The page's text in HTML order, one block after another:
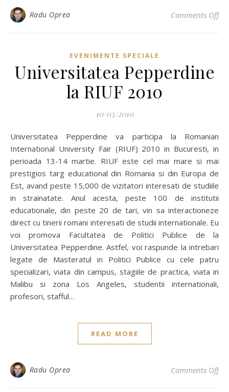
Radu Oprea Comments Offon
EVENIMENTE SPECIALE
Universitatea Pepperdine
la RIUF 2010
10/03/2010
Universitatea Pepperdine va participa la Romanian
International University Fair (RIUF) 2010 in Bucuresti, in
perioada 13-14 martie. RIUF este cel mai mare si mai
prestigios targ educational din Romania si din Europa de
Est, avand peste 15,000 de vizitatori interesati de studiile
in strainatate. Anul acesta, peste 100 de institutii
educationale, din peste 20 de tari, vin sa interactioneze
direct cu tinerii romani interesati de studii internationale. Eu
voi promova Facultatea de Politici Publice de la
Universitatea Pepperdine. Astfel, voi raspunde la intrebari
legate de Masteratul in Politici Publice cu cele patru
specializari, viata din campus, stagiile de practica, viata in
Malibu si zona Los Angeles, studentii internationali,
profesori, stafful…
READ MORE
Radu Oprea Comments Offon